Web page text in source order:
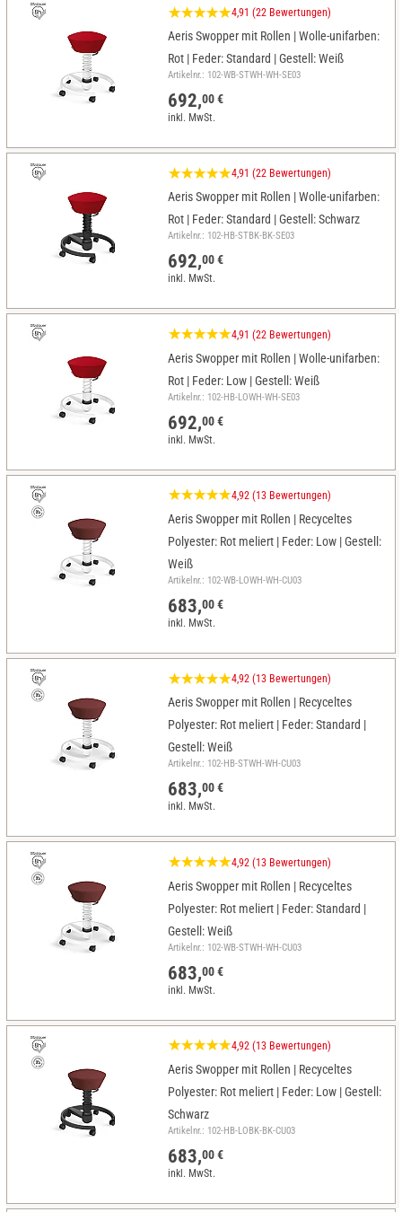
4,91 (22 Bewertungen)
Aeris Swopper mit Rollen | Wolle-unifarben:
Rot | Feder: Standard | Gestell: Weiß
Artikelnr.: 102-WB-STWH-WH-SE03
692,00 €
inkl. MwSt.
4,91 (22 Bewertungen)
Aeris Swopper mit Rollen | Wolle-unifarben:
Rot | Feder: Standard | Gestell: Schwarz
Artikelnr.: 102-HB-STBK-BK-SE03
692,00 €
inkl. MwSt.
4,91 (22 Bewertungen)
Aeris Swopper mit Rollen | Wolle-unifarben:
Rot | Feder: Low | Gestell: Weiß
Artikelnr.: 102-HB-LOWH-WH-SE03
692,00 €
inkl. MwSt.
4,92 (13 Bewertungen)
Aeris Swopper mit Rollen | Recyceltes
Polyester: Rot meliert | Feder: Low | Gestell:
Weiß
Artikelnr.: 102-WB-LOWH-WH-CU03
683,00 €
inkl. MwSt.
4,92 (13 Bewertungen)
Aeris Swopper mit Rollen | Recyceltes
Polyester: Rot meliert | Feder: Standard |
Gestell: Weiß
Artikelnr.: 102-HB-STWH-WH-CU03
683,00 €
inkl. MwSt.
4,92 (13 Bewertungen)
Aeris Swopper mit Rollen | Recyceltes
Polyester: Rot meliert | Feder: Standard |
Gestell: Weiß
Artikelnr.: 102-WB-STWH-WH-CU03
683,00 €
inkl. MwSt.
4,92 (13 Bewertungen)
Aeris Swopper mit Rollen | Recyceltes
Polyester: Rot meliert | Feder: Low | Gestell:
Schwarz
Artikelnr.: 102-HB-LOBK-BK-CU03
683,00 €
inkl. MwSt.